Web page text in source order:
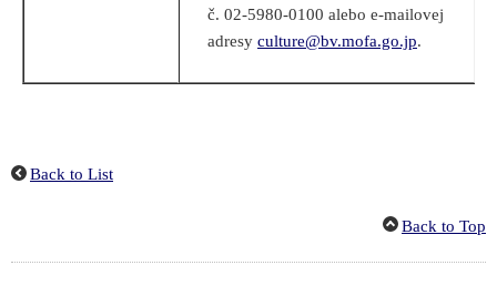
č. 02-5980-0100 alebo e-mailovej
adresy culture@bv.mofa.go.jp.
Back to List
Back to Top